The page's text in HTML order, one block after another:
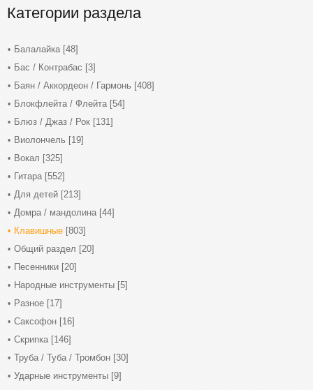
Категории раздела
Балалайка [48]
Бас / Контрабас [3]
Баян / Аккордеон / Гармонь [408]
Блокфлейта / Флейта [54]
Блюз / Джаз / Рок [131]
Виолончель [19]
Вокал [325]
Гитара [552]
Для детей [213]
Домра / мандолина [44]
Клавишные [803]
Общий раздел [20]
Песенники [20]
Народные инструменты [5]
Разное [17]
Саксофон [16]
Скрипка [146]
Труба / Туба / Тромбон [30]
Ударные инструменты [9]